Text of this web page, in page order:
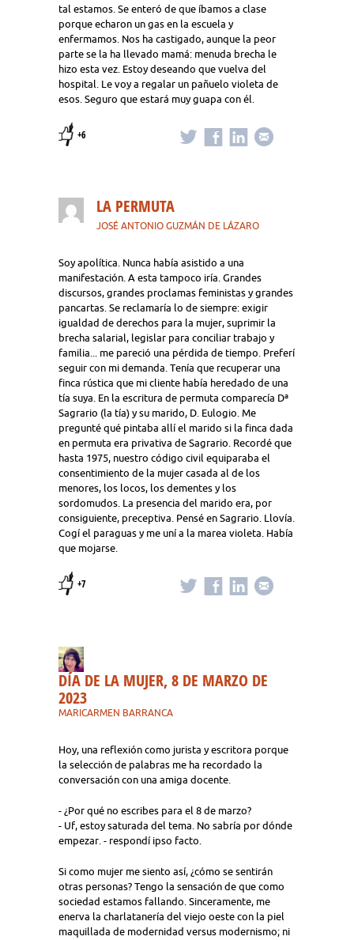
tal estamos. Se enteró de que íbamos a clase
porque echaron un gas en la escuela y
enfermamos. Nos ha castigado, aunque la peor
parte se la ha llevado mamá: menuda brecha le
hizo esta vez. Estoy deseando que vuelva del
hospital. Le voy a regalar un pañuelo violeta de
esos. Seguro que estará muy guapa con él.
+6
LA PERMUTA
JOSÉ ANTONIO GUZMÁN DE LÁZARO
Soy apolítica. Nunca había asistido a una
manifestación. A esta tampoco iría. Grandes
discursos, grandes proclamas feministas y grandes
pancartas. Se reclamaría lo de siempre: exigir
igualdad de derechos para la mujer, suprimir la
brecha salarial, legislar para conciliar trabajo y
familia... me pareció una pérdida de tiempo. Preferí
seguir con mi demanda. Tenía que recuperar una
finca rústica que mi cliente había heredado de una
tía suya. En la escritura de permuta comparecía Dª
Sagrario (la tía) y su marido, D. Eulogio. Me
pregunté qué pintaba allí el marido si la finca dada
en permuta era privativa de Sagrario. Recordé que
hasta 1975, nuestro código civil equiparaba el
consentimiento de la mujer casada al de los
menores, los locos, los dementes y los
sordomudos. La presencia del marido era, por
consiguiente, preceptiva. Pensé en Sagrario. Llovía.
Cogí el paraguas y me uní a la marea violeta. Había
que mojarse.
+7
DÍA DE LA MUJER, 8 DE MARZO DE
2023
MARICARMEN BARRANCA
Hoy, una reflexión como jurista y escritora porque
la selección de palabras me ha recordado la
conversación con una amiga docente.
- ¿Por qué no escribes para el 8 de marzo?
- Uf, estoy saturada del tema. No sabría por dónde
empezar. - respondí ipso facto.
Si como mujer me siento así, ¿cómo se sentirán
otras personas? Tengo la sensación de que como
sociedad estamos fallando. Sinceramente, me
enerva la charlatanería del viejo oeste con la piel
maquillada de modernidad versus modernismo; ni